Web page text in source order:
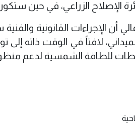
الإصلاح الزراعي، في حين
أن الإجراءات القانونية
الميداني، لافتاً في الوقت ذاته
للطاقة الشمسية لدعم